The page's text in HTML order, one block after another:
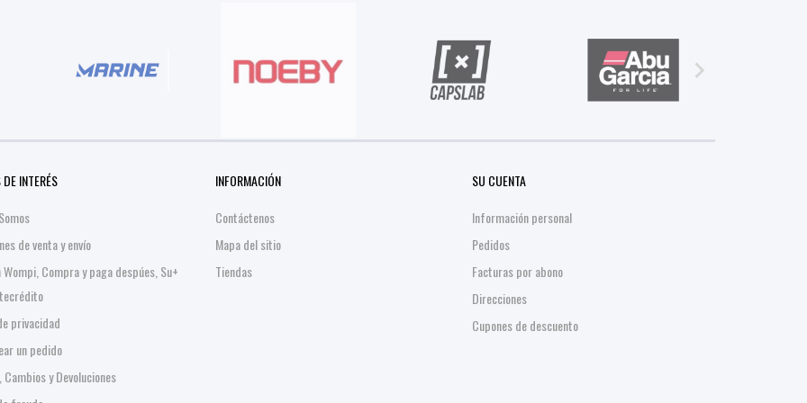

INTERÉS
de venta y envío
Wompi, Compra y paga despúes, Su+
privacidad
un pedido
y Devoluciones
INFORMACIÓN
Contáctenos
Mapa del sitio
Tiendas
SU CUENTA
Información personal
Pedidos
Facturas por abono
Direcciones
Cupones de descuento